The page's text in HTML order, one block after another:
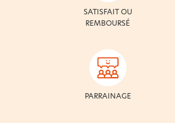
SATISFAIT OU
REMBOURSÉ
PARRAINAGE